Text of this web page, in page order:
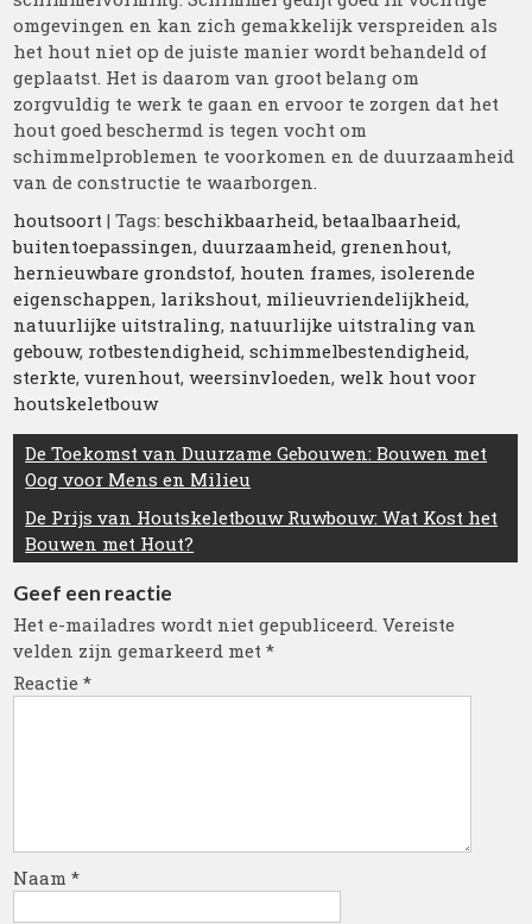
omgevingen en kan zich gemakkelijk verspreiden als
het hout niet op de juiste manier wordt behandeld of
geplaatst. Het is daarom van groot belang om
zorgvuldig te werk te gaan en ervoor te zorgen dat het
hout goed beschermd is tegen vocht om
schimmelproblemen te voorkomen en de duurzaamheid
van de constructie te waarborgen.
houtsoort | Tags:beschikbaarheid,betaalbaarheid,
buitentoepassingen,duurzaamheid,grenenhout,
hernieuwbare grondstof, houten frames, isolerende
eigenschappen, larikshout, milieuvriendelijkheid,
natuurlijke uitstraling, natuurlijke uitstraling van
gebouw, rotbestendigheid,schimmelbestendigheid,
sterkte,vurenhout,weersinvloeden,welk hout voor
houtskeletbouw
Berichtnavigatie
De Toekomst van Duurzame Gebouwen: Bouwen met
Oog voor Mens en Milieu
De Prijs van Houtskeletbouw Ruwbouw: Wat Kost het
Bouwen met Hout?
Geef een reactie
Het e-mailadres wordt niet gepubliceerd. Vereiste
velden zijn gemarkeerd met*
Reactie*
Naam*